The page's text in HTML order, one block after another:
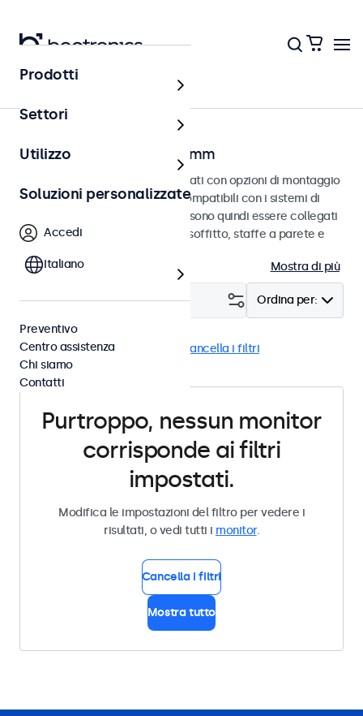
Home
Monitor con VESA da 75 mm
Monitor VESA da 75 mm progettati con opzioni di montaggio
versatili. Questi monitor sono compatibili con i sistemi di
montaggio VESA standard e possono quindi essere collegati
a supporti universali, supporti a soffitto, staffe a parete e
Mostra di più
Ordina per:
Filtro (0)
VESA 75 x 75 DisplayPort Cancella i filtri
Purtroppo, nessun monitor
corrisponde ai filtri
impostati.
Modifica le impostazioni del filtro per vedere i
risultati, o vedi tutti i monitor.
Cancella i filtri
Mostra tutto
Prodotti
Settori
Utilizzo
Soluzioni personalizzate
Accedi
Italiano
Preventivo
Centro assistenza
Chi siamo
Contatti